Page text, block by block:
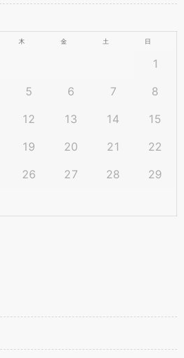
木 金 土 日
1
5 6 7
8
12 13 14
15
19 20 21
22
26 27 28
29